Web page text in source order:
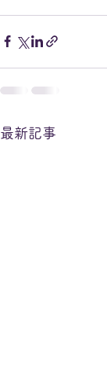
最新記事